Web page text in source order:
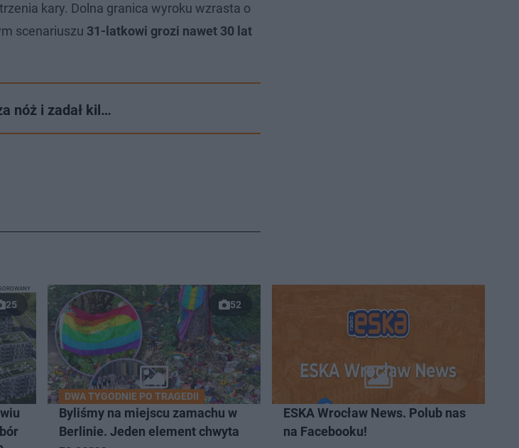
kary. Dolna granica wyroku wzrasta o
scenariuszu 31-latkowi grozi nawet 30 lat
nóż i zadał kil…
25 52
DWA TYGODNIE PO TRAGEDII
Byliśmy na miejscu zamachu w
Berlinie. Jeden element chwyta
ESKA Wrocław News. Polub nas
na Facebooku!